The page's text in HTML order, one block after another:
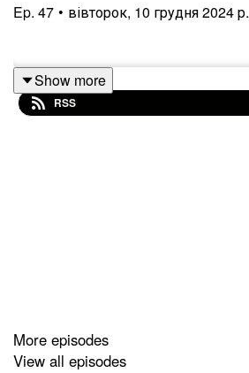
Ep. 47 • вівторок, 10 грудня 2024 р.
Show more
RSS
More episodes
View all episodes